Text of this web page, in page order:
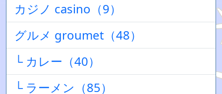
カジノ casino（9）
グルメ groumet（48）
└ カレー（40）
└ ラーメン（85）